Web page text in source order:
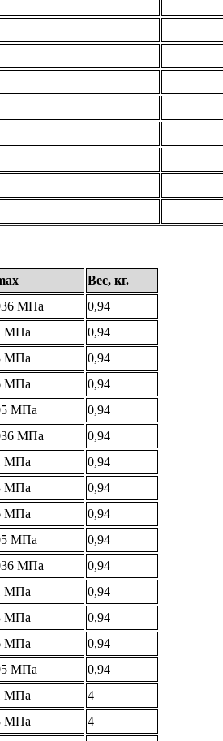
Вес, кг.
МПа
0,94
МПа
0,94
МПа
0,94
МПа
0,94
МПа
0,94
МПа
0,94
МПа
0,94
МПа
0,94
МПа
0,94
МПа
0,94
МПа
0,94
МПа
0,94
МПа
0,94
МПа
0,94
МПа
0,94
МПа
4
МПа
4